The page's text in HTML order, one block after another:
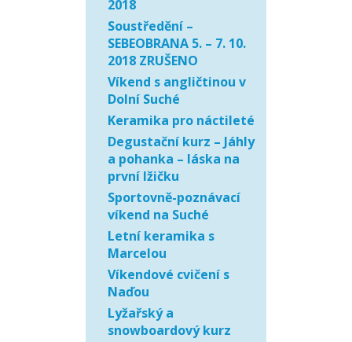
2018
Soustředění –
SEBEOBRANA 5. – 7. 10.
2018 ZRUŠENO
Víkend s angličtinou v
Dolní Suché
Keramika pro náctileté
Degustační kurz – Jáhly
a pohanka – láska na
první lžičku
Sportovně-poznávací
víkend na Suché
Letní keramika s
Marcelou
Víkendové cvičení s
Naďou
Lyžařský a
snowboardový kurz